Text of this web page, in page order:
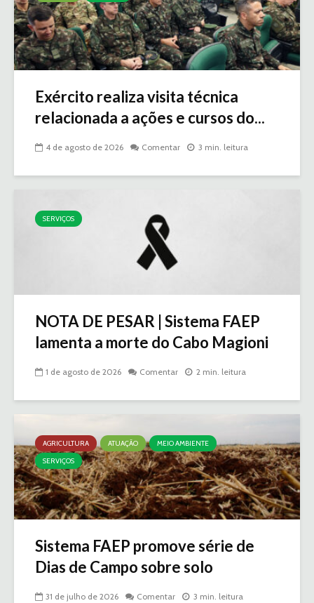
Exército realiza visita técnica
relacionada a ações e cursos do...
4 de agosto de 2026 Comentar 3 min. leitura
SERVIÇOS
NOTA DE PESAR | Sistema FAEP
lamenta a morte do Cabo Magioni
1 de agosto de 2026 Comentar 2 min. leitura
AGRICULTURA ATUAÇÃO
MEIO AMBIENTE
SERVIÇOS
Sistema FAEP promove série de
Dias de Campo sobre solo
31 de julho de 2026 Comentar 3 min. leitura